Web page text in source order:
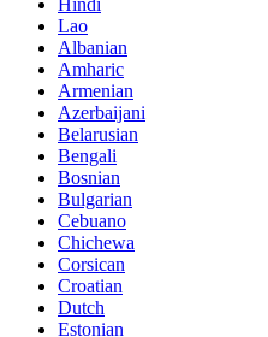
Lao
Albanian
Amharic
Armenian
Azerbaijani
Belarusian
Bengali
Bosnian
Bulgarian
Cebuano
Chichewa
Corsican
Croatian
Dutch
Estonian